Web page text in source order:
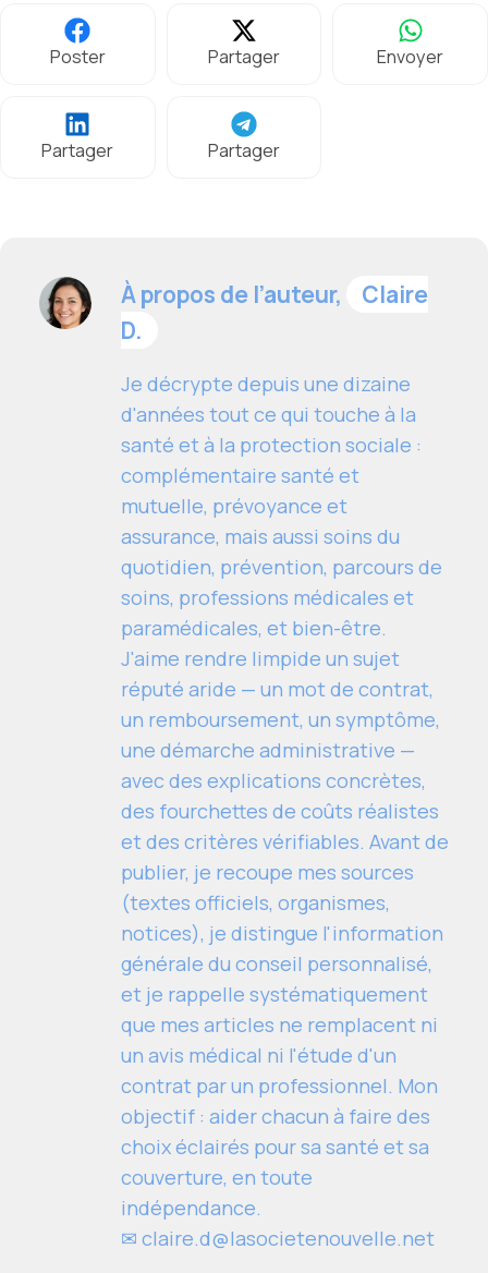
Poster Partager Envoyer
Partager Partager
À propos de l’auteur,
Claire
D.
Je décrypte depuis une dizaine
d'années tout ce qui touche à la
santé et à la protection sociale :
complémentaire santé et
mutuelle, prévoyance et
assurance, mais aussi soins du
quotidien, prévention, parcours de
soins, professions médicales et
paramédicales, et bien-être.
J'aime rendre limpide un sujet
réputé aride — un mot de contrat,
un remboursement, un symptôme,
une démarche administrative —
avec des explications concrètes,
des fourchettes de coûts réalistes
et des critères vérifiables. Avant de
publier, je recoupe mes sources
(textes officiels, organismes,
notices), je distingue l'information
générale du conseil personnalisé,
et je rappelle systématiquement
que mes articles ne remplacent ni
un avis médical ni l'étude d'un
contrat par un professionnel. Mon
objectif : aider chacun à faire des
choix éclairés pour sa santé et sa
couverture, en toute
indépendance.
✉ claire.d@lasocietenouvelle.net